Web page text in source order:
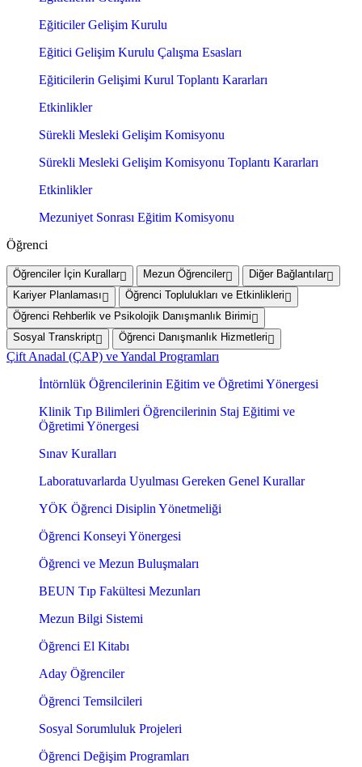
Eğiticiler Gelişim Kurulu
Eğitici Gelişim Kurulu Çalışma Esasları
Eğiticilerin Gelişimi Kurul Toplantı Kararları
Etkinlikler
Sürekli Mesleki Gelişim Komisyonu
Sürekli Mesleki Gelişim Komisyonu Toplantı Kararları
Etkinlikler
Mezuniyet Sonrası Eğitim Komisyonu
Öğrenci
Öğrenciler İçin Kurallar Mezun Öğrenciler
Diğer Bağlantılar
Kariyer Planlaması
Öğrenci Toplulukları ve Etkinlikleri
Öğrenci Rehberlik ve Psikolojik Danışmanlık Birimi
Sosyal Transkript
Öğrenci Danışmanlık Hizmetleri
Çift Anadal (ÇAP) ve Yandal Programları
İntörnlük Öğrencilerinin Eğitim ve Öğretimi Yönergesi
Klinik Tıp Bilimleri Öğrencilerinin Staj Eğitimi ve
Öğretimi Yönergesi
Sınav Kuralları
Laboratuvarlarda Uyulması Gereken Genel Kurallar
YÖK Öğrenci Disiplin Yönetmeliği
Öğrenci Konseyi Yönergesi
Öğrenci ve Mezun Buluşmaları
BEUN Tıp Fakültesi Mezunları
Mezun Bilgi Sistemi
Öğrenci El Kitabı
Aday Öğrenciler
Öğrenci Temsilcileri
Sosyal Sorumluluk Projeleri
Öğrenci Değişim Programları